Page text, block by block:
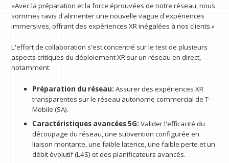
«Avec la préparation et la force éprouvées de notre réseau, nous
sommes ravis d'alimenter une nouvelle vague d'expériences
immersives, offrant des expériences XR inégalées à nos clients.»
L'effort de collaboration s'est concentré sur le test de plusieurs
aspects critiques du déploiement XR sur un réseau en direct,
notamment:
Préparation du réseau: Assurer des expériences XR
transparentes sur le réseau autonome commercial de T-
Mobile (SA).
Caractéristiques avancées 5G: Valider l'efficacité du
découpage du réseau, une subvention configurée en
liaison montante, une faible latence, une faible perte et un
débit évolutif (L4S) et des planificateurs avancés.